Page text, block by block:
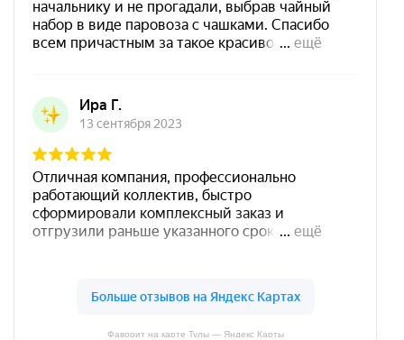
Фаворит на карте Тулы — Яндекс Карты